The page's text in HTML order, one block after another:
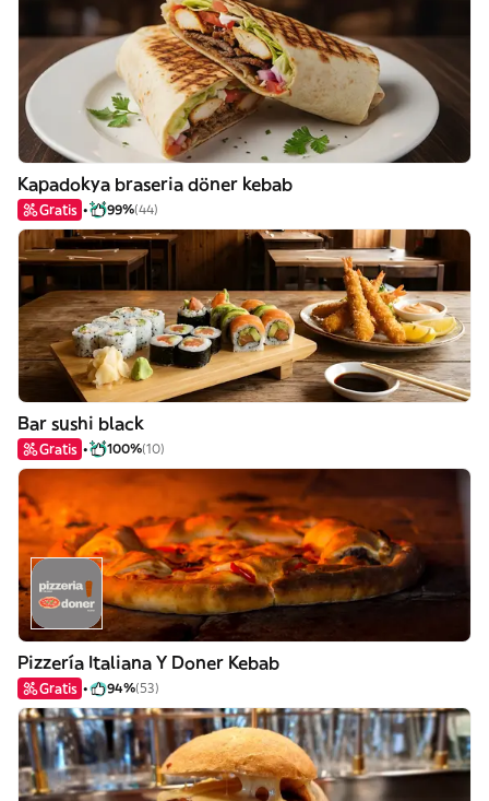
Kapadokya braseria döner kebab
Gratis 99%(44)
Bar sushi black
Gratis 100%(10)
Pizzería Italiana Y Doner Kebab
Gratis 94%(53)